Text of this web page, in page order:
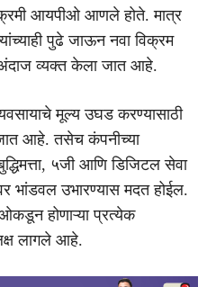
आयपीओ आणले होते. मात्र
पुढे जाऊन नवा विक्रम
व्यक्त केला जात आहे.
मूल्य उघड करण्यासाठी
आहे. तसेच कंपनीच्या
५जी आणि डिजिटल सेवा
भांडवल उभारण्यास मदत होईल.
होणाऱ्या प्रत्येक
लागले आहे.